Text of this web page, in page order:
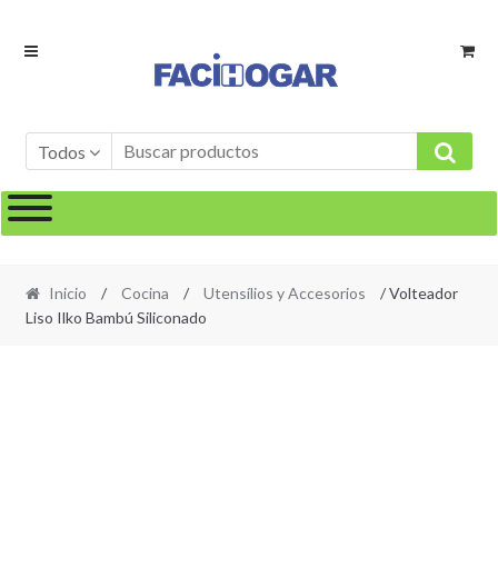
Ir
Ir
Todos
Inicio / Cocina / Utensílios y Accesorios
/ Volteador
Liso Ilko Bambú Siliconado